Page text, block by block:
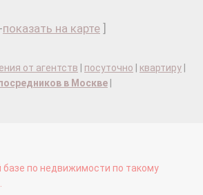
-показать на карте
от агентств посуточно квартиру
в Москве
по недвижимости по такому